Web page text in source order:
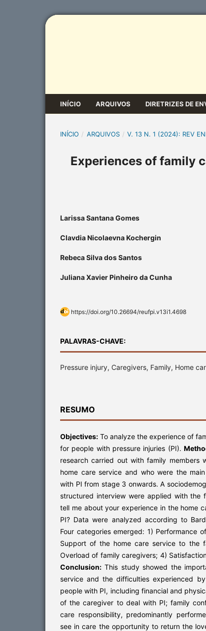
INÍCIO ARQUIVOS DIRETRIZES DE
INÍCIO / ARQUIVOS / V. 13 N. 1 (2024): REV
Experiences of family
Larissa Santana Gomes
Clavdia Nicolaevna Kochergin
Rebeca Silva dos Santos
Juliana Xavier Pinheiro da Cunha
https://doi.org/10.26694/reufpi.v13i1.4698
PALAVRAS-CHAVE:
Pressure injury, Caregivers, Family, Home
RESUMO
Objectives: To analyze the experience of
for people with pressure injuries (PI).
research carried out with family members
home care service and who were the
with PI from stage 3 onwards. A
structured interview were applied with the
tell me about your experience in the home
PI? Data were analyzed according to
Four categories emerged: 1) Performance
Support of the home care service to the
Overload of family caregivers; 4)
Conclusion: This study showed the
service and the difficulties experienced
people with PI, including financial and
of the caregiver to deal with PI; family
care responsibility, predominantly
see in care the opportunity to return the